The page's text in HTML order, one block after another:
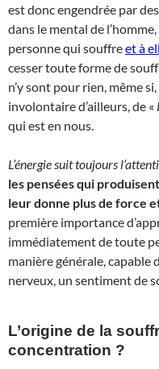
est donc engendrée par
dans le mental de l’homme,
personne qui souffreet à
cesser toute forme de
n’y sont pour rien, même
involontaire d’ailleurs, de «
qui est en nous.
L’énergie suit toujours
les pensées qui
leur donne plus de force
première importance
immédiatement de toute
manière générale, capable
nerveux, un sentiment de
L’origine de la
concentration ?